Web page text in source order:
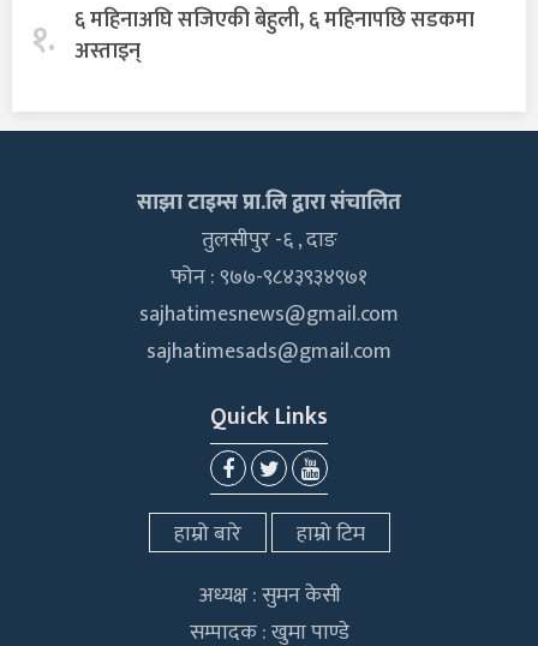
१. ६ महिनाअघि सजिएकी बेहुली, ६ महिनापछि सडकमा
अस्ताइन्
साझा टाइम्स प्रा.लि द्वारा संचालित
तुलसीपुर -६ , दाङ
फोन : ९७७-९८४३९३४९७१
sajhatimesnews@gmail.com
sajhatimesads@gmail.com
Quick Links
हाम्रो बारे
हाम्रो टिम
अध्यक्ष : सुमन केसी
सम्पादक : खुमा पाण्डे